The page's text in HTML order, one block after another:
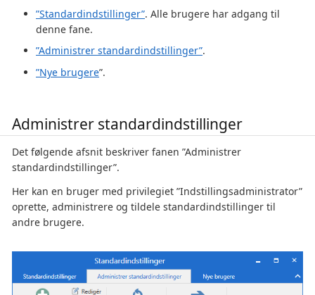
”Standardindstillinger”. Alle brugere har adgang til
denne fane.
”Administrer standardindstillinger”.
”Nye brugere”.
Administrer standardindstillinger
Det følgende afsnit beskriver fanen ”Administrer
standardindstillinger”.
Her kan en bruger med privilegiet ”Indstillingsadministrator”
oprette, administrere og tildele standardindstillinger til
andre brugere.